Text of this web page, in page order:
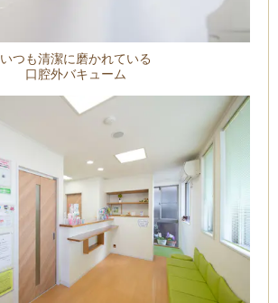
いつも清潔に磨かれている
口腔外バキューム